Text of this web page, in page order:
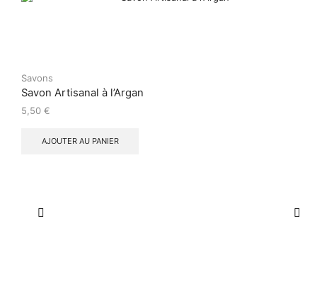
Savons
Savon Artisanal à l’Argan
5,50 €
AJOUTER AU PANIER